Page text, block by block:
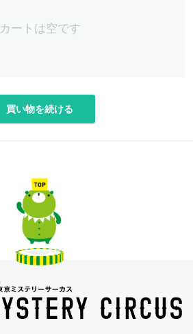
よくある質問
カートは空です
買い物を続ける